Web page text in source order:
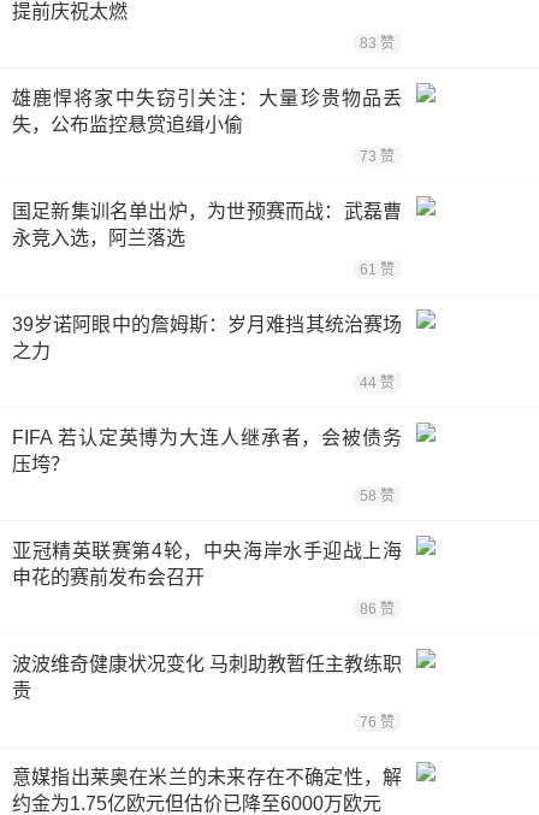
提前庆祝太燃
83 赞
雄鹿悍将家中失窃引关注：大量珍贵物品丢
失，公布监控悬赏追缉小偷
73 赞
国足新集训名单出炉，为世预赛而战：武磊曹
永竞入选，阿兰落选
61 赞
39岁诺阿眼中的詹姆斯：岁月难挡其统治赛场
之力
44 赞
FIFA 若认定英博为大连人继承者，会被债务
压垮？
58 赞
亚冠精英联赛第4轮，中央海岸水手迎战上海
申花的赛前发布会召开
86 赞
波波维奇健康状况变化 马刺助教暂任主教练职
责
76 赞
意媒指出莱奥在米兰的未来存在不确定性，解
约金为1.75亿欧元但估价已降至6000万欧元